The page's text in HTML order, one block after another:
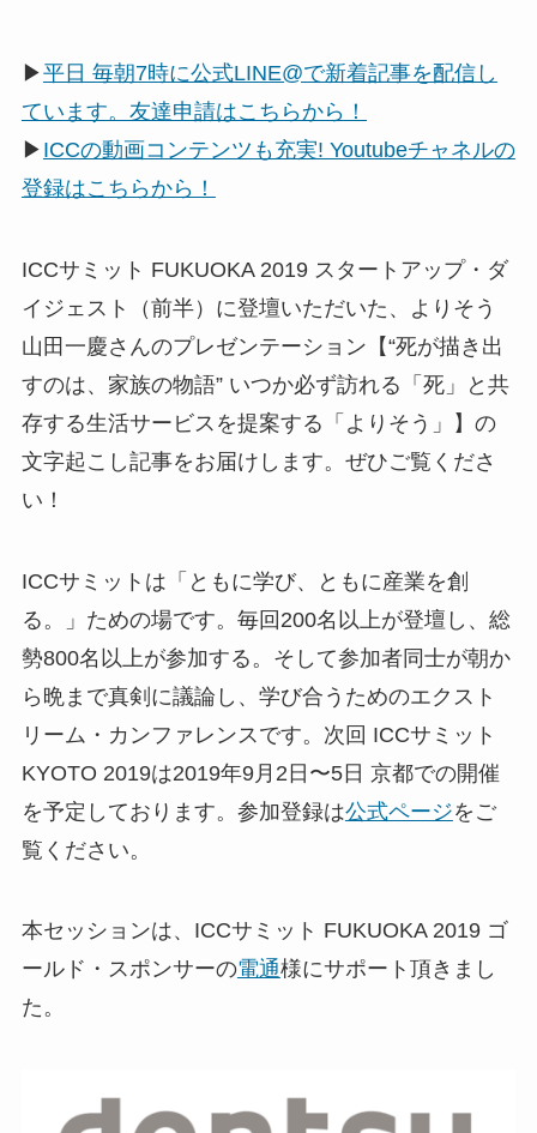
▶平日 毎朝7時に公式LINE@で新着記事を配信し
ています。友達申請はこちらから！
▶ ICCの動画コンテンツも充実! Youtubeチャネルの
登録はこちらから！
ICCサミット FUKUOKA 2019 スタートアップ・ダ
イジェスト（前半）に登壇いただいた、よりそう
山田一慶さんのプレゼンテーション【“死が描き出
すのは、家族の物語” いつか必ず訪れる「死」と共
存する生活サービスを提案する「よりそう」】の
文字起こし記事をお届けします。ぜひご覧くださ
い！
ICCサミットは「ともに学び、ともに産業を創
る。」ための場です。毎回200名以上が登壇し、総
勢800名以上が参加する。そして参加者同士が朝か
ら晩まで真剣に議論し、学び合うためのエクスト
リーム・カンファレンスです。次回 ICCサミット
KYOTO 2019は2019年9月2日〜5日 京都での開催
を予定しております。参加登録は公式ページをご
覧ください。
本セッションは、ICCサミット FUKUOKA 2019 ゴ
ールド・スポンサーの電通様にサポート頂きまし
た。